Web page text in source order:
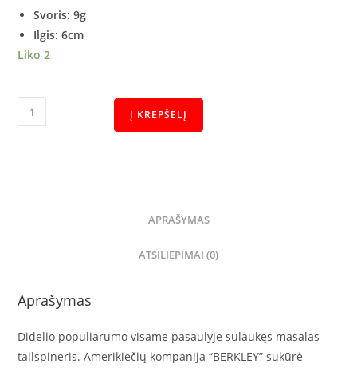
Svoris: 9g
Ilgis: 6cm
Liko 2
Į KREPŠELĮ
APRAŠYMAS
ATSILIEPIMAI (0)
Aprašymas
Didelio populiarumo visame pasaulyje sulaukęs masalas –
tailspineris. Amerikiečių kompanija “BERKLEY” sukūrė